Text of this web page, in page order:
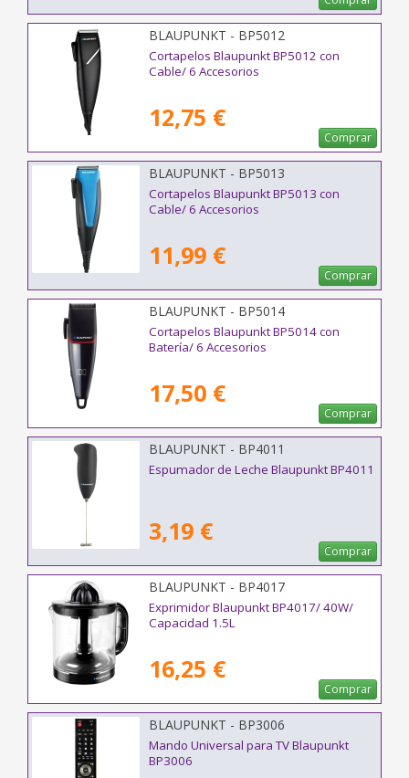
BLAUPUNKT - BP5012
Cortapelos Blaupunkt BP5012 con
Cable/ 6 Accesorios
12,75 €
Comprar
BLAUPUNKT - BP5013
Cortapelos Blaupunkt BP5013 con
Cable/ 6 Accesorios
11,99 €
Comprar
BLAUPUNKT - BP5014
Cortapelos Blaupunkt BP5014 con
Batería/ 6 Accesorios
17,50 €
Comprar
BLAUPUNKT - BP4011
Espumador de Leche Blaupunkt BP4011
3,19 €
Comprar
BLAUPUNKT - BP4017
Exprimidor Blaupunkt BP4017/ 40W/
Capacidad 1.5L
16,25 €
Comprar
BLAUPUNKT - BP3006
Mando Universal para TV Blaupunkt
BP3006